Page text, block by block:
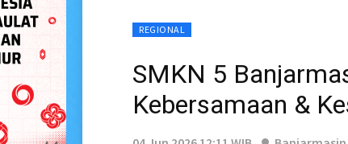
REGIONAL
SMKN 5
Kebersamaan &